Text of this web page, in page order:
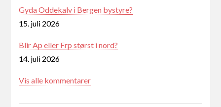
Gyda Oddekalv i Bergen bystyre?
15. juli 2026
Blir Ap eller Frp størst i nord?
14. juli 2026
Vis alle kommentarer